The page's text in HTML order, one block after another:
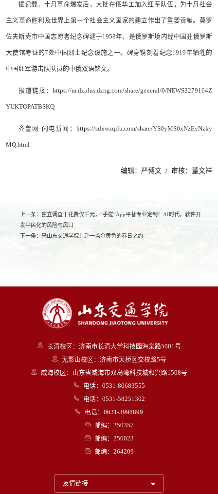
据记载，十月革命爆发后，大批在俄华工加入红军队伍，为十月社会
主义革命胜利及世界上第一个社会主义国家的建立作出了重要贡献。莫罗
佐夫斯克市中国志愿者纪念碑建于1958年，是俄罗斯境内经中国驻俄罗斯
大使馆考证的7处中国烈士纪念设施之一。碑身镌刻着纪念1919年牺牲的
中国红军游击队队员的中俄双语铭文。
报道链接： https://m.dzplus.dzng.com/share/general/0/NEWS3279164Z
YUKTOPATBSKQ
齐鲁网·闪电新闻： https://sdxw.iqilu.com/share/YS0yMS0xNzEyNzky
MQ.html
编辑：严博文 / 审核：董文祥
上一条： 独立调查丨花费仅千元，“手搓”App平替专业定制！AI时代，软件开
发平民化的风险与风口
下一条： 来山东交通学院！赴一场金黄色的春日之约
长清校区：济南市长清大学科技园海棠路5001号
无影山校区：济南市天桥区交校路5号
威海校区：山东省威海市双岛湾科技城和兴路1508号
电话：0531-80683555
电话：0531-58251302
电话：0631-3998899
邮编：250357
邮编：250023
邮编：264209
友情链接